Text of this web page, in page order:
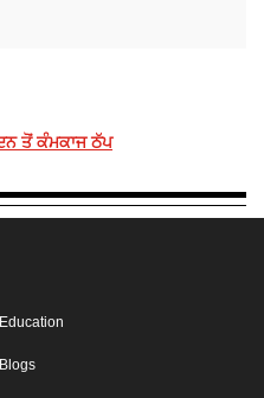
ਤੋਂ ਕੰਮਕਾਜ ਠੱਪ
Education
Blogs